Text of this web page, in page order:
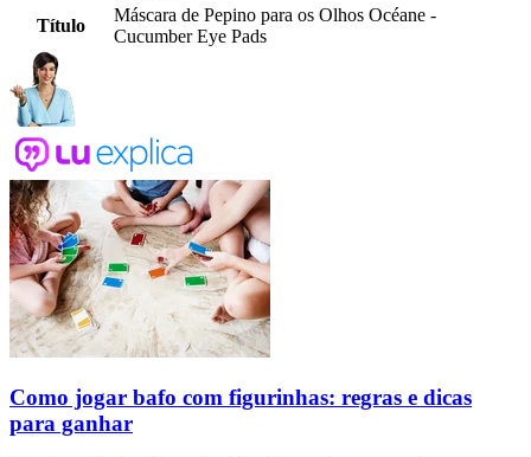
Título
Máscara de Pepino para os Olhos Océane -
Cucumber Eye Pads
Como jogar bafo com figurinhas: regras e dicas
para ganhar